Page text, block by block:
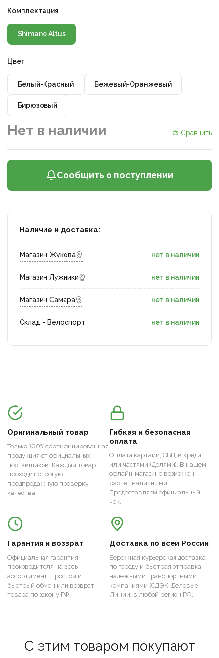
Комплектация
Shimano Altus
Цвет
Белый-Красный Бежевый-Оранжевый
Бирюзовый
Нет в наличии ⚖ Сравнить
Сообщить о поступлении
Наличие и доставка:
Магазин Жукова нет в наличии
Магазин Лужники нет в наличии
Магазин Самара нет в наличии
Склад - Велоспорт нет в наличии
Оригинальный товар
Только 100% сертифицированная
продукция от официальных
поставщиков. Каждый товар
проходит строгую
предпродажную проверку
качества.
Гибкая и безопасная
оплата
Оплата картами, СБП, в кредит
или частями (Долями). В нашем
офлайн-магазине возможен
расчет наличными.
Предоставляем официальный
чек.
Гарантия и возврат
Официальная гарантия
производителя на весь
ассортимент. Простой и
быстрый обмен или возврат
товара по закону РФ.
Доставка по всей России
Бережная курьерская доставка
по городу и быстрая отправка
надежными транспортными
компаниями (СДЭК, Деловые
Линии) в любой регион РФ.
С этим товаром покупают